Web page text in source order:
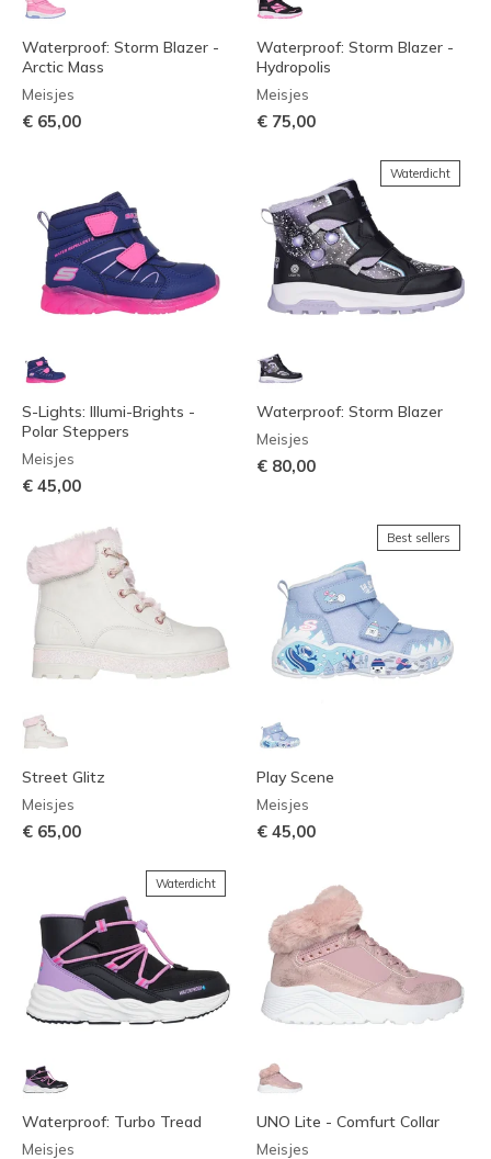
Waterproof: Storm Blazer -
Arctic Mass
Meisjes
€ 65,00
Waterproof: Storm Blazer -
Hydropolis
Meisjes
€ 75,00
S-Lights: Illumi-Brights -
Polar Steppers
Meisjes
€ 45,00
Waterdicht
Waterproof: Storm Blazer
Meisjes
€ 80,00
Street Glitz
Meisjes
€ 65,00
Best sellers
Play Scene
Meisjes
€ 45,00
Waterdicht
Waterproof: Turbo Tread
Meisjes
UNO Lite - Comfurt Collar
Meisjes